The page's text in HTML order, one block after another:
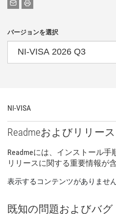
バージョンを選択
NI-VISA
Readmeおよび リリース
Readmeには、 インストール手
リリースに関する重要情報が含
表示するコンテンツがありませ
既知の問題およびバグ